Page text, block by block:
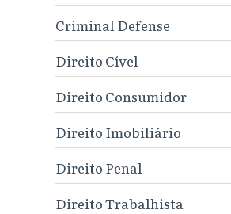
Criminal Defense
Direito Cível
Direito Consumidor
Direito Imobiliário
Direito Penal
Direito Trabalhista